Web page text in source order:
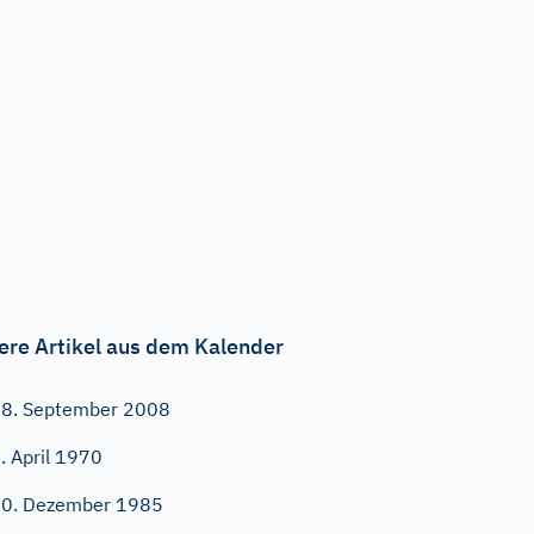
Artikel aus dem Kalender
September 2008
April 1970
Dezember 1985